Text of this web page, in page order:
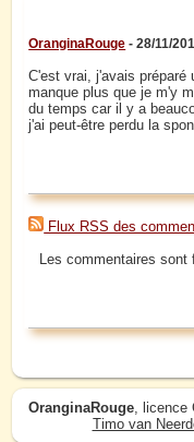
OranginaRouge - 28/11/
C'est vrai, j'avais préparé
manque plus que je m'y
du temps car il y a
j'ai peut-être perdu la
Flux RSS des
Les commentaires
OranginaRouge, licence
Timo van